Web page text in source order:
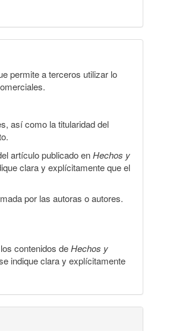
permite a terceros utilizar lo
así como la titularidad del
artículo publicado enHechos y
clara y explícitamente que el
por las autoras o autores.
contenidos deHechos y
indique clara y explícitamente